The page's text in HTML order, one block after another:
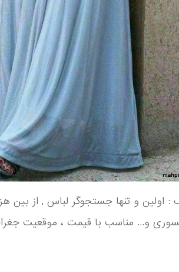
: اولین و تنها جستجوگر لباس , از بین
و... مناسب با قیمت ، موقعیت